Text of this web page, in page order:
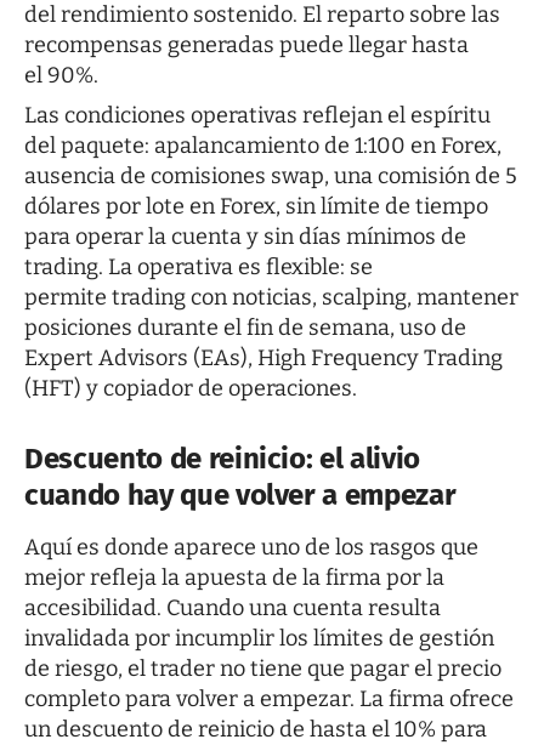
del rendimiento sostenido. El reparto sobre las
recompensas generadas puede llegar hasta
el 90%.
Las condiciones operativas reflejan el espíritu
del paquete: apalancamiento de 1:100 en Forex,
ausencia de comisiones swap, una comisión de 5
dólares por lote en Forex, sin límite de tiempo
para operar la cuenta y sin días mínimos de
trading. La operativa es flexible: se
permite trading con noticias, scalping, mantener
posiciones durante el fin de semana, uso de
Expert Advisors (EAs), High Frequency Trading
(HFT) y copiador de operaciones.
Descuento de reinicio: el alivio
cuando hay que volver a empezar
Aquí es donde aparece uno de los rasgos que
mejor refleja la apuesta de la firma por la
accesibilidad. Cuando una cuenta resulta
invalidada por incumplir los límites de gestión
de riesgo, el trader no tiene que pagar el precio
completo para volver a empezar. La firma ofrece
un descuento de reinicio de hasta el 10% para